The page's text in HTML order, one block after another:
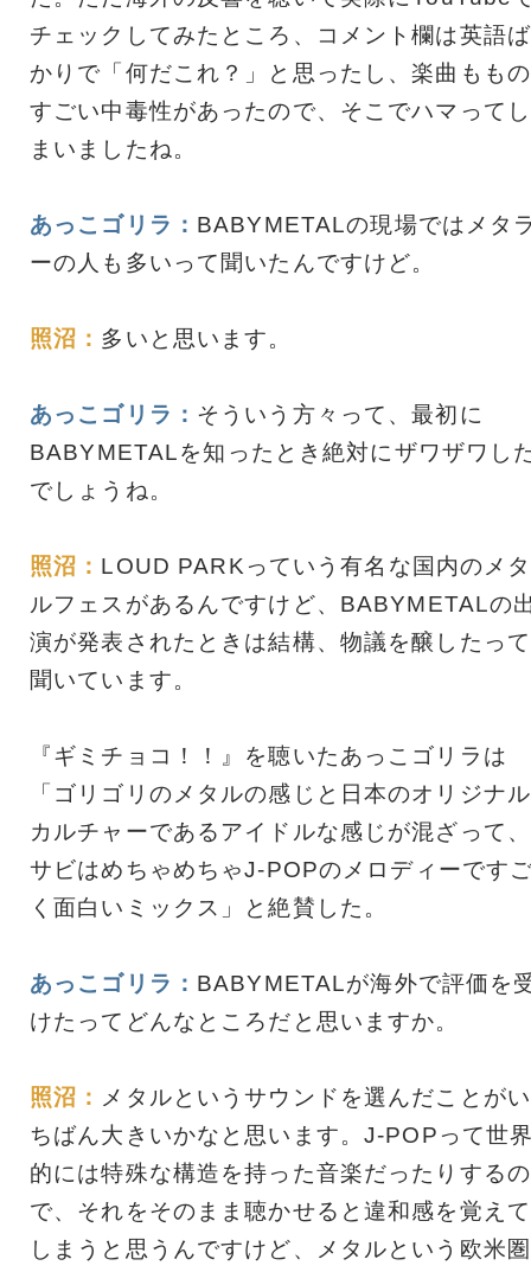
チェックしてみたところ、コメント欄は英語ば
かりで「何だこれ？」と思ったし、楽曲ももの
すごい中毒性があったので、そこでハマってし
まいましたね。
あっこゴリラ： BABYMETALの現場ではメタ
ーの人も多いって聞いたんですけど。
照沼： 多いと思います。
あっこゴリラ： そういう方々って、最初に
BABYMETALを知ったとき絶対にザワザワし
でしょうね。
照沼： LOUD PARKっていう有名な国内のメタ
ルフェスがあるんですけど、BABYMETALの
演が発表されたときは結構、物議を醸したって
聞いています。
『ギミチョコ！！』を聴いたあっこゴリラは
「ゴリゴリのメタルの感じと日本のオリジナル
カルチャーであるアイドルな感じが混ざって、
サビはめちゃめちゃJ-POPのメロディーです
く面白いミックス」と絶賛した。
あっこゴリラ： BABYMETALが海外で評価を
けたってどんなところだと思いますか。
照沼： メタルというサウンドを選んだことがい
ちばん大きいかなと思います。J-POPって世
的には特殊な構造を持った音楽だったりするの
で、それをそのまま聴かせると違和感を覚えて
しまうと思うんですけど、メタルという欧米圏